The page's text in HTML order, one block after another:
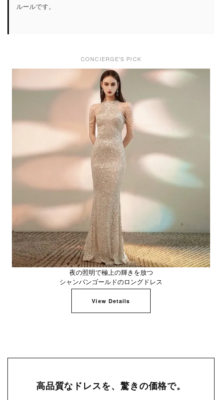
ルールです。
CONCIERGE'S PICK
夜の照明で極上の輝きを放つ
シャンパンゴールドのロングドレス
View Details
高品質なドレスを、驚きの価格で。